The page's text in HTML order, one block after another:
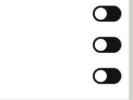
jederzeit widerrufen,
aufrufen und diese
AWO Bezirksverbandes Unterfranken